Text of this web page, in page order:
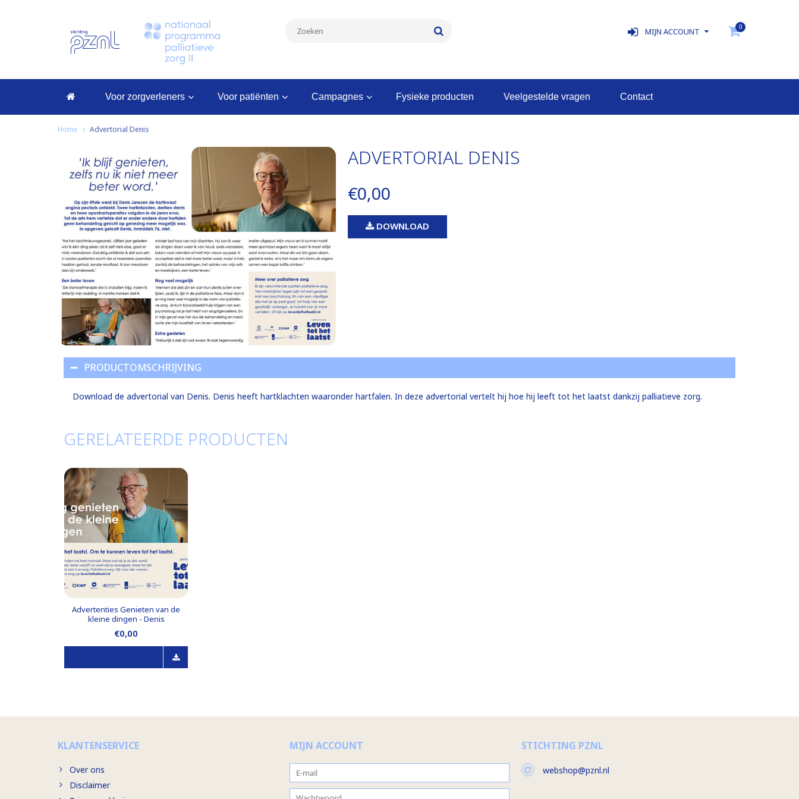
0
MIJN ACCOUNT
voor zorgverleners voor patiënten campagnes fysieke producten veelgestelde vragen contact
Home Advertorial Denis
ADVERTORIAL DENIS
€0,00
DOWNLOAD
PRODUCTOMSCHRIJVING
Download de advertorial van Denis. Denis heeft hartklachten waaronder hartfalen. In deze advertorial vertelt hij hoe hij leeft tot het laatst dankzij palliatieve zorg.
GERELATEERDE PRODUCTEN
Advertenties Genieten van de
kleine dingen - Denis
€0,00
KLANTENSERVICE
Over ons
Disclaimer
MIJN ACCOUNT STICHTING PZNL
webshop@pznl.nl